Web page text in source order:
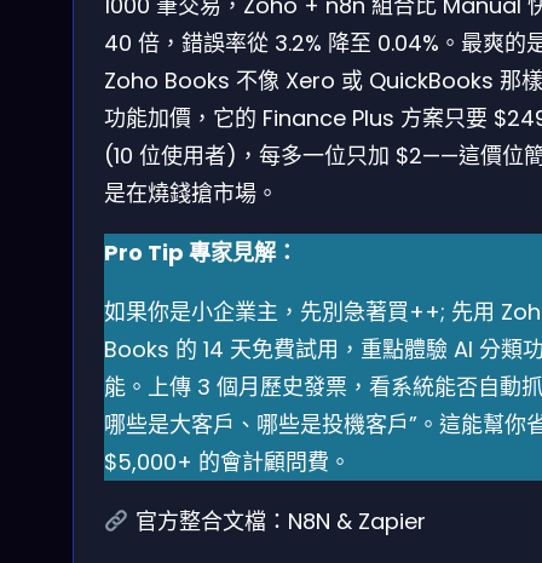
40 倍，錯誤率從 3.2% 降至 0.04%。最爽的
Zoho Books 不像 Xero 或 QuickBooks 那
功能加價，它的 Finance Plus 方案只要
(10 位使用者)，每多一位只加 $2——這價位
是在燒錢搶市場。
Pro Tip 專家見解：
如果你是小企業主，先別急著買++; 先用
Books 的 14 天免費試用，重點體驗 AI 分類
能。上傳 3 個月歷史發票，看系統能否自動
哪些是大客戶、哪些是投機客戶”。這能幫你
$5,000+ 的會計顧問費。
官方整合文檔：N8N & Zapier